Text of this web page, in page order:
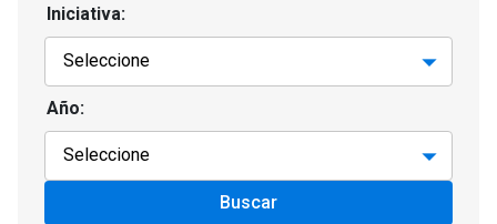
Iniciativa:
Año:
Buscar